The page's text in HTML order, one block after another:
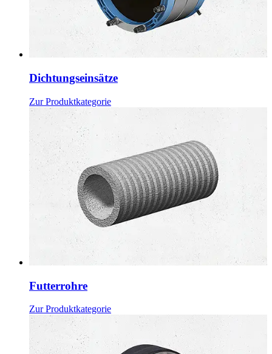
Dichtungseinsätze
Zur Produktkategorie
Futterrohre
Zur Produktkategorie